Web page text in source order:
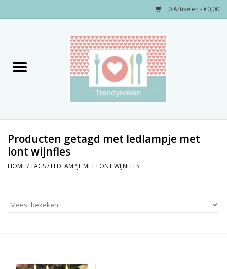
0 Artikelen - €0,00
Decoratie
Keukengerei
Producten getagd met ledlampje met
lont wijnfles
HOME/TAGS/ LEDLAMPJE MET LONT WIJNFLES